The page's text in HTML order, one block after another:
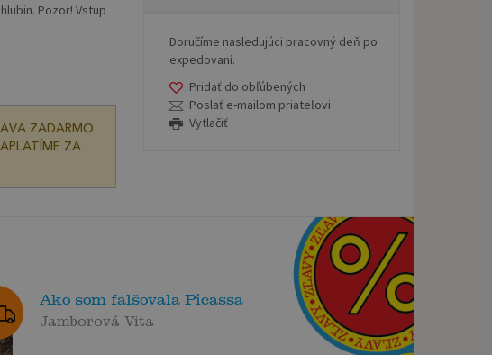
Pozor! Vstup
ZADARMO
ZA
Doručíme nasledujúci pracovný deň po
expedovaní.
Pridať do obľúbených
Poslať e-mailom priateľovi
Vytlačiť
Ako som falšovala Picassa
Jamborová Vita